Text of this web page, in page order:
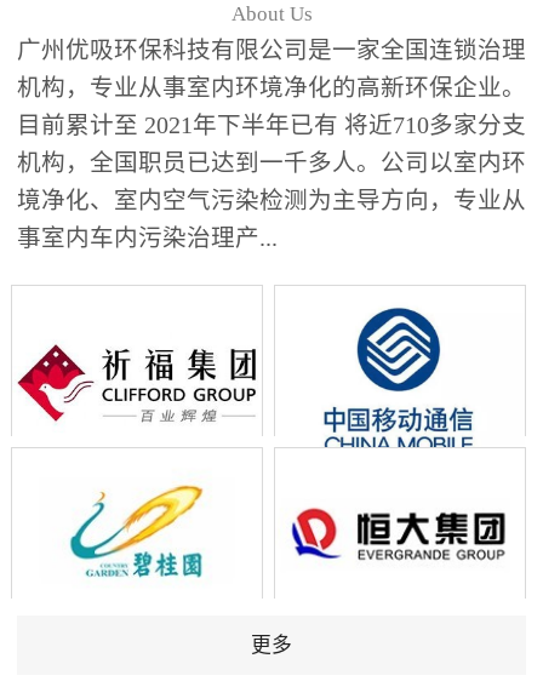
About Us
广州优吸环保科技有限公司是一家全国连锁治理
机构，专业从事室内环境净化的高新环保企业。
目前累计至 2021年下半年已有 将近710多家分支
机构，全国职员已达到一千多人。公司以室内环
境净化、室内空气污染检测为主导方向，专业从
事室内车内污染治理产...
更多